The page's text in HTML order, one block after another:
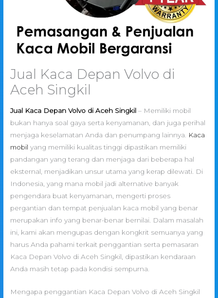
Jual Kaca Depan Volvo di
Aceh Singkil
Jual Kaca Depan Volvo di Aceh Singkil – Memiliki mobil
bukan hanya soal gaya serta kenyamanan, dan juga perihal
menjaga keselamatan Anda dan penumpang lainnya.
Kaca
mobil yang memiliki kualitas tinggi dipastikan memiliki
pandangan yang terang dan menjaga dari beberapa hal
eksternal, menjadikan unsur utama yang kerap dilewati. Di
Indonesia, yang mana mobil jadi alternative banyak
pengendara buat kenyamanan, mengerti proses
pergantian dan tempat penjualan kaca mobil yang benar
merupakan info yang benar-benar bernilai. Dalam masalah
ini, kami akan mengupas dengan kongkrit semuanya yang
harus Anda pahami terkait penggantian serta pemasaran
Kaca Depan Volvo di Aceh Singkil, dipastikan kendaraan
Anda masih tetap pada kondisi sempurna.
Mengapa penggantian Kaca Depan Volvo di Aceh Singkil